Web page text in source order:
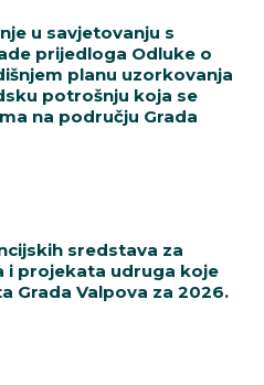
u savjetovanju s
prijedloga Odluke o
planu uzorkovanja
potrošnju koja se
na području Grada
sredstava za
i projekata udruga koje
Grada Valpova za 2026.